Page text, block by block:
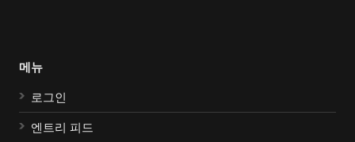
메뉴
로그인
엔트리 피드